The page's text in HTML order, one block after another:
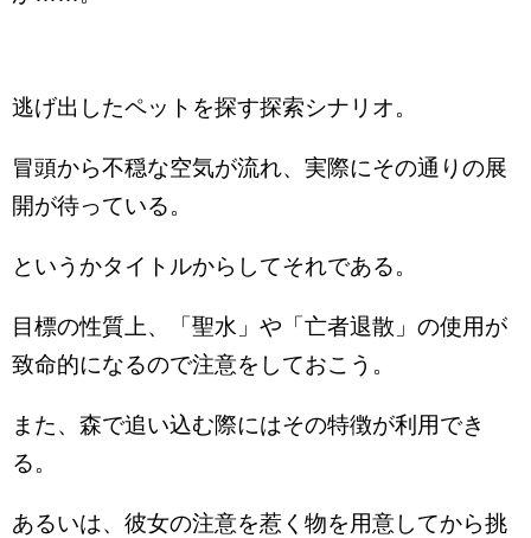
逃げ出したペットを探す探索シナリオ。
冒頭から不穏な空気が流れ、実際にその通りの展
開が待っている。
というかタイトルからしてそれである。
目標の性質上、「聖水」や「亡者退散」の使用が
致命的になるので注意をしておこう。
また、森で追い込む際にはその特徴が利用でき
る。
あるいは、彼女の注意を惹く物を用意してから挑